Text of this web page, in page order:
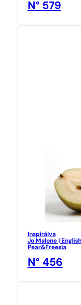
N° 579
Inspirálva
Jo Malone | English
Pear&Freesia
N° 456